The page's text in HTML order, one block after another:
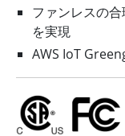
ファンレスの
を実現
AWS IoT